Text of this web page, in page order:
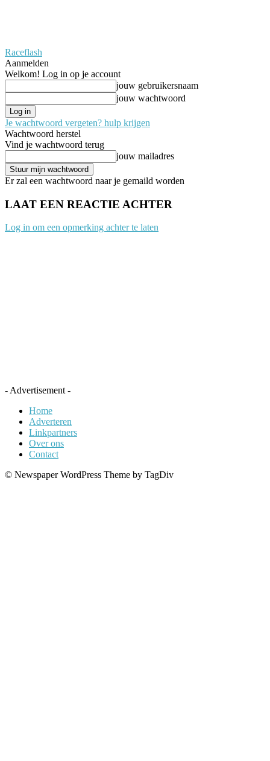
Raceflash
Aanmelden
Welkom! Log in op je account
jouw gebruikersnaam
jouw wachtwoord
Je wachtwoord vergeten? hulp krijgen
Wachtwoord herstel
Vind je wachtwoord terug
jouw mailadres
Er zal een wachtwoord naar je gemaild worden
LAAT EEN REACTIE ACHTER
Log in om een opmerking achter te laten
- Advertisement -
Home
Adverteren
Linkpartners
Over ons
Contact
© Newspaper WordPress Theme by TagDiv